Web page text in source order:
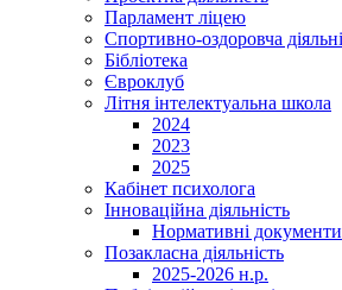
Парламент ліцею
Спортивно-оздоровча
Бібліотека
Євроклуб
Літня інтелектуальна школа
2024
2023
2025
Кабінет психолога
Інноваційна діяльність
Нормативні документи
Позакласна діяльність
2025-2026 н.р.